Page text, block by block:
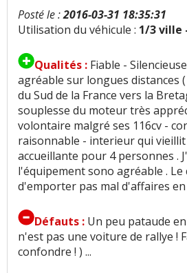
Insonorisation et bruit
n'aiment pas
Bruit roulement/pneu:12
Bruit d'air:7n'aiment pas
Bruits parasites:8
Finition / qualité des
Vieillissement des
n'aiment pas
Posté le :2016-03-31 18:35:31
Utilisation du véhicule : 1/3 ville
Qualités : Fiable -
agréable sur longues distances
du Sud de la France vers la
souplesse du moteur très
volontaire malgré ses 116cv -
raisonnable - interieur qui
accueillante pour 4 personnes .
l'équipement sono agréable .
d'emporter pas mal d'affaires en
Défauts : Un peu pataude
n'est pas une voiture de rallye !
confondre ! ) ...